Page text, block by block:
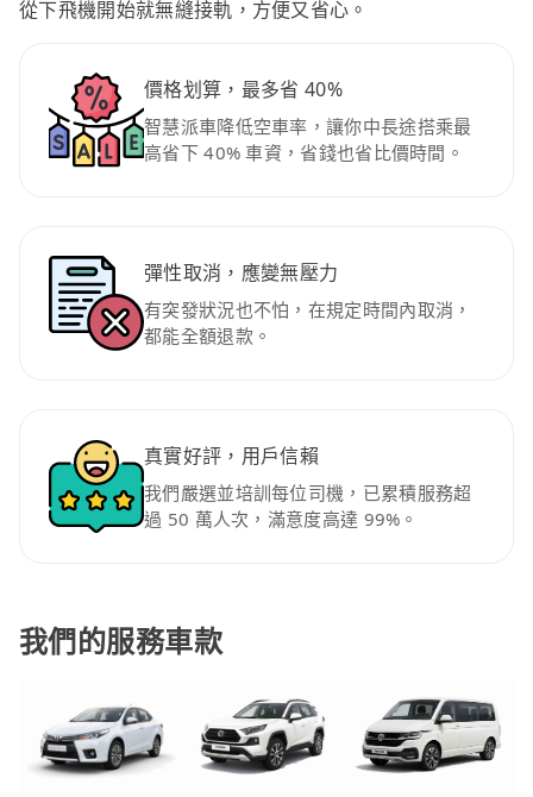
從下飛機開始就無縫接軌，方便又省心。
價格划算，最多省 40%
智慧派車降低空車率，讓你中長途搭乘最
高省下 40% 車資，省錢也省比價時間。
彈性取消，應變無壓力
有突發狀況也不怕，在規定時間內取消，
都能全額退款。
真實好評，用戶信賴
我們嚴選並培訓每位司機，已累積服務超
過 50 萬人次，滿意度高達 99%。
我們的服務車款